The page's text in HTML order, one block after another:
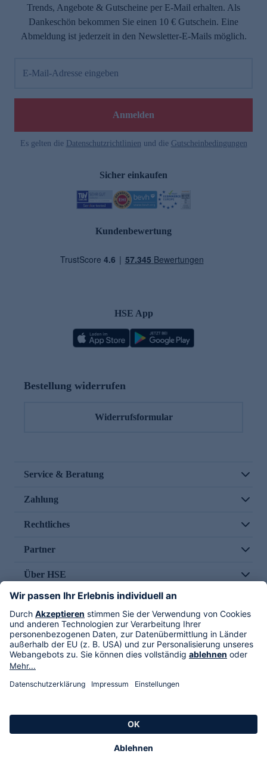
Trends, Angebote & Gutscheine per E-Mail erhalten. Als
Dankeschön bekommen Sie einen 10 € Gutschein. Eine
Abmeldung ist jederzeit in den Newsletter-E-Mails möglich.
E-Mail-Adresse eingeben
Anmelden
Es gelten die Datenschutzrichtlinien und die Gutscheinbedingungen
Sicher einkaufen
Kundenbewertung
HSE App
Bestellung widerrufen
Widerrufsformular
Service & Beratung
Zahlung
Rechtliches
Partner
Über HSE
Im TV
HSE International